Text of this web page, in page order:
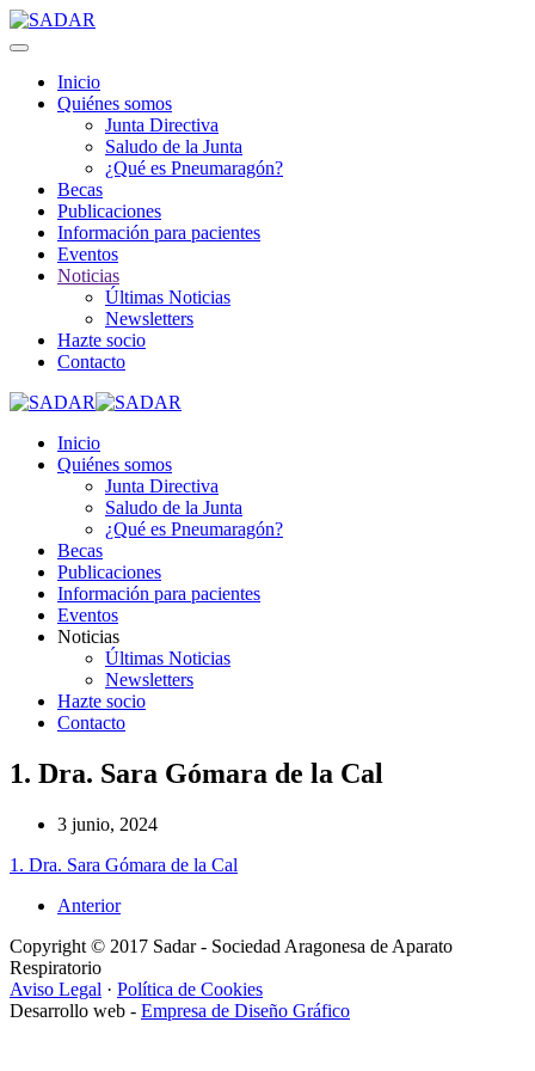
Inicio
Quiénes somos
Junta Directiva
Saludo de la Junta
¿Qué es Pneumaragón?
Becas
Publicaciones
Información para pacientes
Eventos
Noticias
Últimas Noticias
Newsletters
Hazte socio
Contacto
Inicio
Quiénes somos
Junta Directiva
Saludo de la Junta
¿Qué es Pneumaragón?
Becas
Publicaciones
Información para pacientes
Eventos
Noticias
Últimas Noticias
Newsletters
Hazte socio
Contacto
1. Dra. Sara Gómara de la Cal
3 junio, 2024
1. Dra. Sara Gómara de la Cal
Anterior
Copyright © 2017 Sadar - Sociedad Aragonesa de Aparato
Respiratorio
Aviso Legal · Política de Cookies
Desarrollo web - Empresa de Diseño Gráfico